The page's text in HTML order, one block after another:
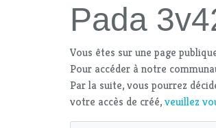
Pada
Vous êtes sur une page
Pour accéder à notre
Par la suite, vous pourrez
votre accès de créé,veuillez